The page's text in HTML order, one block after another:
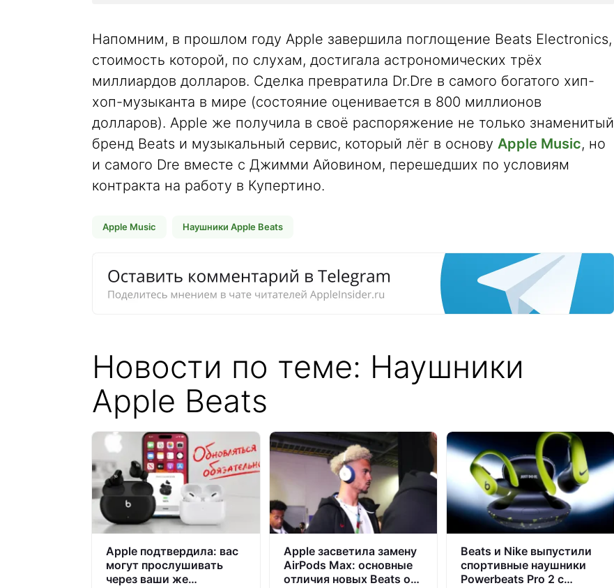
Напомним, в прошлом году Apple завершила поглощение Beats Electronics,
стоимость которой, по слухам, достигала астрономических трёх
миллиардов долларов. Сделка превратила Dr.Dre в самого богатого хип-
хоп-музыканта в мире (состояние оценивается в 800 миллионов
долларов). Apple же получила в своё распоряжение не только знаменитый
бренд Beats и музыкальный сервис, который лёг в основу Apple Music, но
и самого Dre вместе с Джимми Айовином, перешедших по условиям
контракта на работу в Купертино.
Apple Music Наушники Apple Beats
Новости по теме: Наушники
Apple Beats
Apple подтвердила: вас
могут прослушивать
через ваши же
Apple засветила замену
AirPods Max: основные
отличия новых Beats от
Beats и Nike выпустили
спортивные наушники
Powerbeats Pro 2 с